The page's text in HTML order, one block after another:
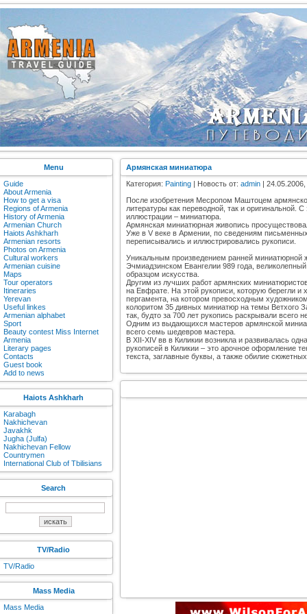
Menu
Guide
About Armenia
How to get a visa
Regions of Armenia
History of Armenia
Armenian Church
Haiots Ashkharh
Armenian resorts
Photos on Armenia
Cultural workers
Armenian cuisine
Maps
Tour operators
Itineraries
Yerevan
Useful linkes
Armenian alphabet
Sport
Beauty contest Miss Internet
Armenia
Literary pages
Contacts
Guest book
Add to news
Haiots Ashkharh
Karabagh
Nakhichevan
Javakhk
Jugha (Julfa)
Nakhichevan Fellow
Countrymen
International Club of Tbilisians
Search
TV/Radio
TV/Radio
Mass Media
Mass Media
Армянская миниатюра
Категория: Painting | Новость от: admin |
После изобретения Месропом Маштоцем
литературы как переводной, так и оригинальной.
иллюстрации – миниатюра.
Армянская миниатюрная живопись
Уже в V веке в Армении, по сведениям
переписывались и иллюстрировались рукописи.
Уникальным произведением ранней миниатюрной
Эчмиадзинском Евангелии 989 года,
образцом искусства.
Другим из лучших работ армянских
на Евфрате. На этой рукописи, которую берегли
пергамента, на котором превосходным
колоритом 35 дивных миниатюр на темы Ветхого
так, будто за 700 лет рукопись раскрывали всего
Одним из выдающихся мастеров армянской
всего семь шедевров мастера.
В XII-XIV вв в Киликии возникла и развивалась
рукописей в Киликии – это арочное оформление
текста, заглавные буквы, а также обилие